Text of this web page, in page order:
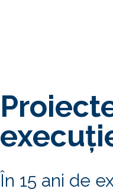
În 15 ani de